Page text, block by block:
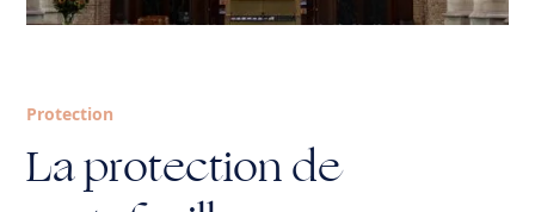
Protection
La protection de